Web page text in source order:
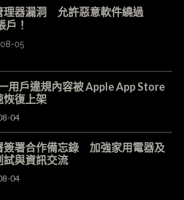
器漏洞 允許惡意軟件繞過
戶！
05
用戶違規內容被 Apple App Store
恢復上架
04
簽署合作備忘錄 加強家用電器及
與資訊交流
04